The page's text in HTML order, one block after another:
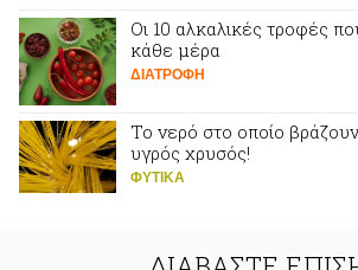
Οι 10 αλκαλικές τροφές
κάθε μέρα
ΔΙΑΤΡΟΦΗ
Το νερό στο οποίο
υγρός χρυσός!
ΦΥΤΙΚA